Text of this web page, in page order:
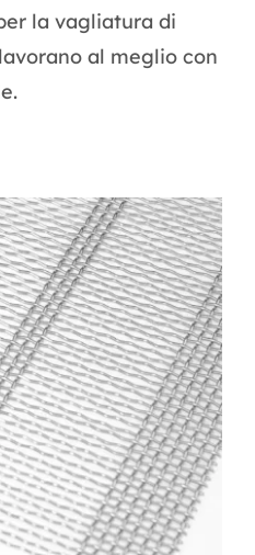
la vagliatura di
al meglio con